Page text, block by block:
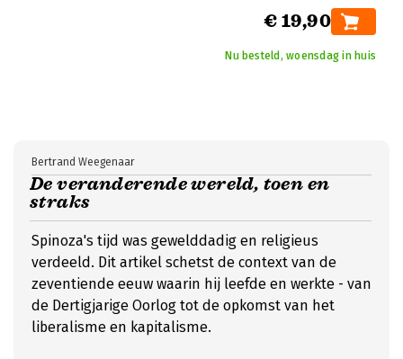
€ 19,90
Nu besteld, woensdag in huis
De veranderende wereld, toen en
straks
Bertrand Weegenaar
Spinoza's tijd was gewelddadig en religieus
verdeeld. Dit artikel schetst de context van de
zeventiende eeuw waarin hij leefde en werkte - van
de Dertigjarige Oorlog tot de opkomst van het
liberalisme en kapitalisme.